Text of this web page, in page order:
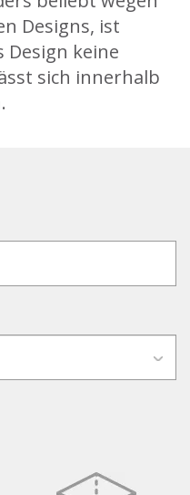
Designs, ist
Design keine
sich innerhalb